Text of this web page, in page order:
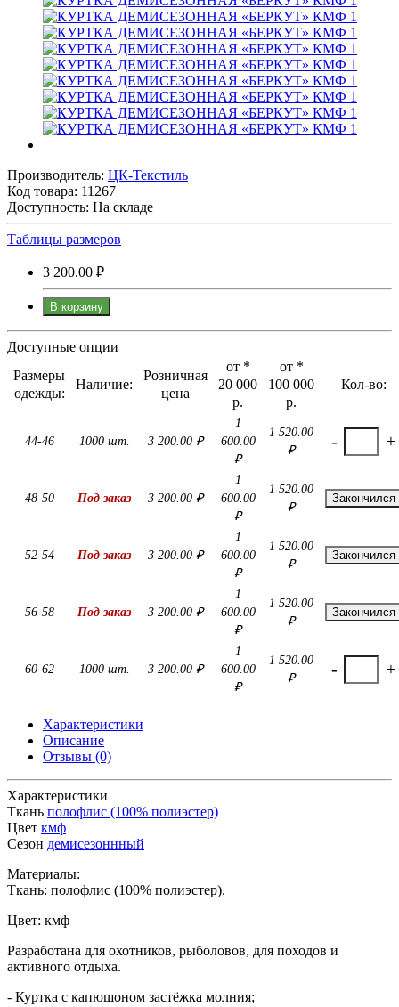
Производитель: ЦК-Текстиль
Код товара: 11267
Доступность: На складе
Таблицы размеров
3 200.00 ₽
В корзину
Доступные опции
Размеры
одежды:
Наличие:
Розничная
цена
от *
20 000
р.
от *
100 000
р.
Кол-во:
44-46 1000 шт. 3 200.00 ₽
1
600.00
₽
1 520.00
₽
- +
48-50 Под заказ 3 200.00 ₽
1
600.00
₽
1 520.00
₽
Закончился
52-54 Под заказ 3 200.00 ₽
1
600.00
₽
1 520.00
₽
Закончился
56-58 Под заказ 3 200.00 ₽
1
600.00
₽
1 520.00
₽
Закончился
60-62 1000 шт. 3 200.00 ₽
1
600.00
₽
1 520.00
₽
- +
Характеристики
Описание
Отзывы (0)
Характеристики
Ткань полофлис (100% полиэстер)
Цвет кмф
Сезон демисезоннный
Материалы:
Ткань: полофлис (100% полиэстер).
Цвет: кмф
Разработана для охотников, рыболовов, для походов и
активного отдыха.
- Куртка с капюшоном застёжка молния;